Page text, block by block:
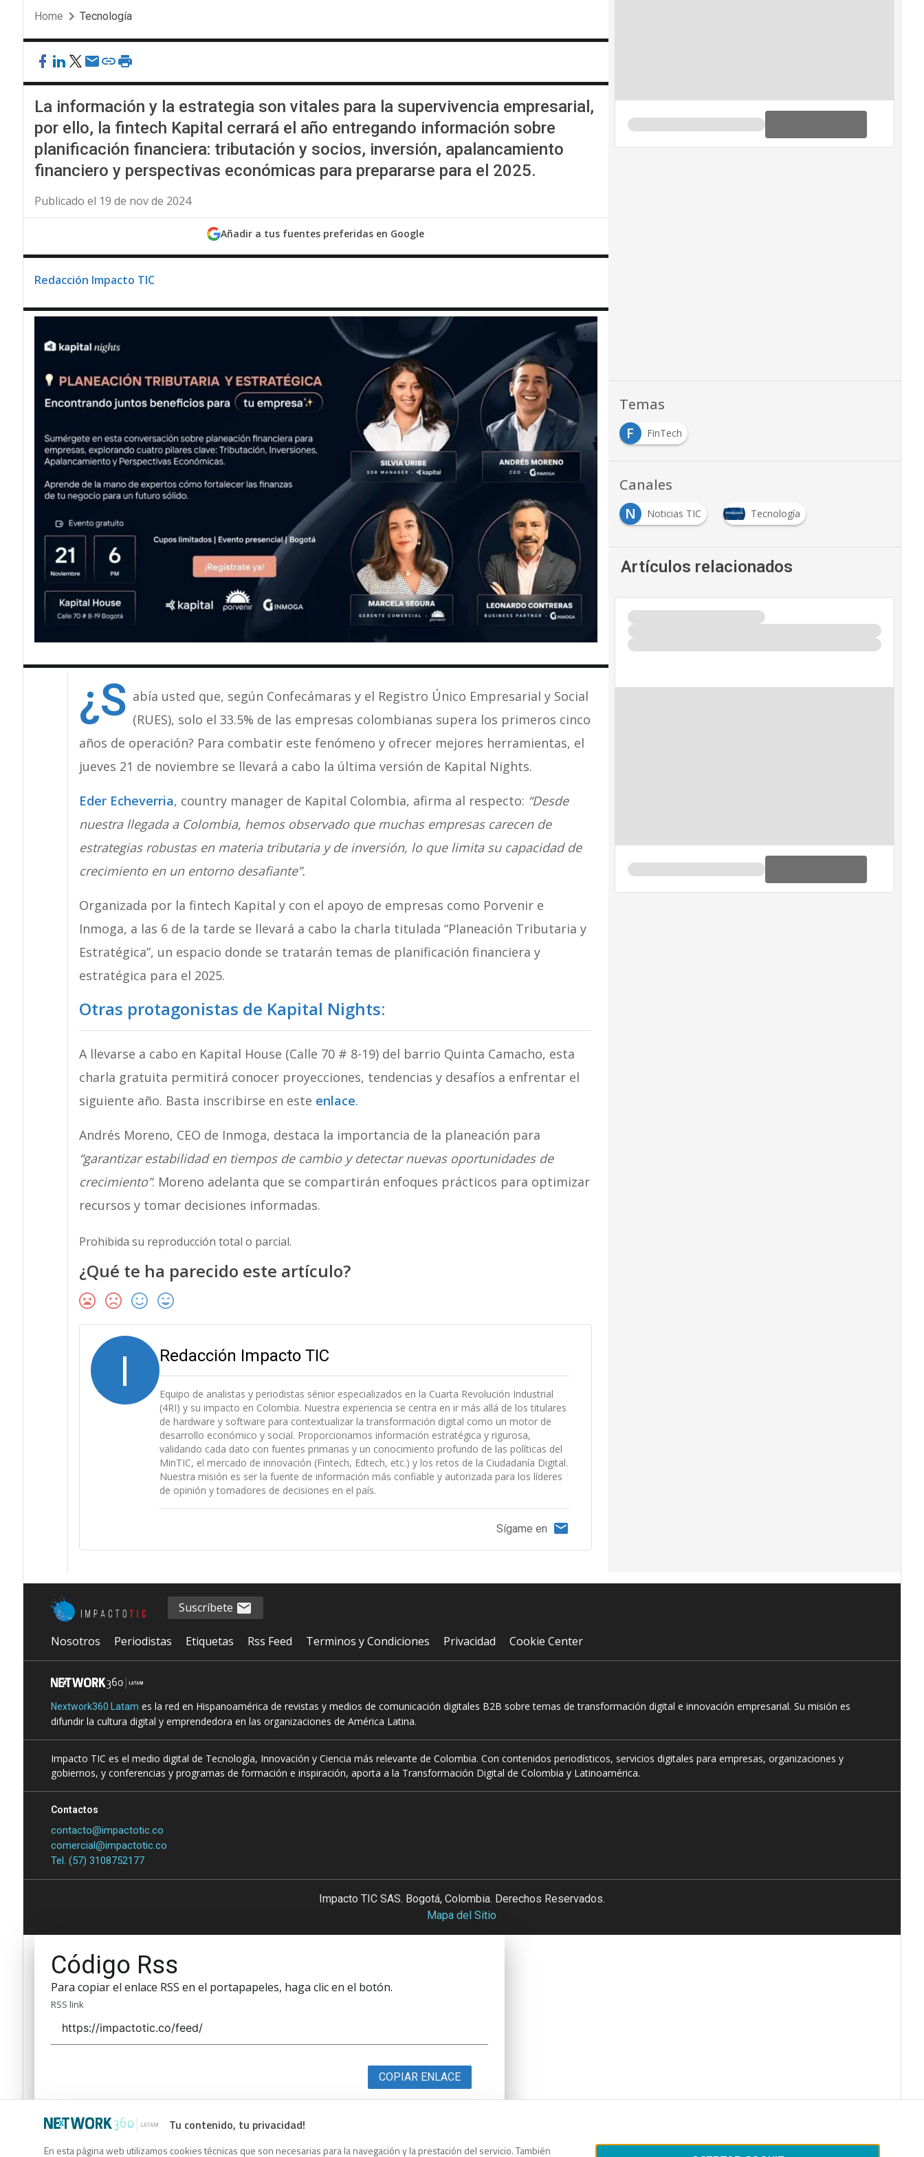
Home Tecnología
La información y la estrategia son vitales para la supervivencia empresarial,
por ello, la fintech Kapital cerrará el año entregando información sobre
planificación financiera: tributación y socios, inversión, apalancamiento
financiero y perspectivas económicas para prepararse para el 2025.
Publicado el 19 de nov de 2024
Añadir a tus fuentes preferidas en Google
Redacción Impacto TIC
¿S abía usted que, según Confecámaras y el Registro Único Empresarial y Social
(RUES), solo el 33.5% de las empresas colombianas supera los primeros cinco
años de operación? Para combatir este fenómeno y ofrecer mejores herramientas, el
jueves 21 de noviembre se llevará a cabo la última versión de Kapital Nights.
Eder Echeverria, country manager de Kapital Colombia, afirma al respecto: “Desde
nuestra llegada a Colombia, hemos observado que muchas empresas carecen de
estrategias robustas en materia tributaria y de inversión, lo que limita su capacidad de
crecimiento en un entorno desafiante”.
Organizada por la fintech Kapital y con el apoyo de empresas como Porvenir e
Inmoga, a las 6 de la tarde se llevará a cabo la charla titulada “Planeación Tributaria y
Estratégica”, un espacio donde se tratarán temas de planificación financiera y
estratégica para el 2025.
Otras protagonistas de Kapital Nights:
A llevarse a cabo en Kapital House (Calle 70 # 8-19) del barrio Quinta Camacho, esta
charla gratuita permitirá conocer proyecciones, tendencias y desafíos a enfrentar el
siguiente año. Basta inscribirse en este enlace.
Andrés Moreno, CEO de Inmoga, destaca la importancia de la planeación para
“garantizar estabilidad en tiempos de cambio y detectar nuevas oportunidades de
crecimiento”. Moreno adelanta que se compartirán enfoques prácticos para optimizar
recursos y tomar decisiones informadas.
Prohibida su reproducción total o parcial.
¿Qué te ha parecido este artículo?
I Redacción Impacto TIC
Equipo de analistas y periodistas sénior especializados en la Cuarta Revolución Industrial
(4RI) y su impacto en Colombia. Nuestra experiencia se centra en ir más allá de los titulares
de hardware y software para contextualizar la transformación digital como un motor de
desarrollo económico y social. Proporcionamos información estratégica y rigurosa,
validando cada dato con fuentes primarias y un conocimiento profundo de las políticas del
MinTIC, el mercado de innovación (Fintech, Edtech, etc.) y los retos de la Ciudadanía Digital.
Nuestra misión es ser la fuente de información más confiable y autorizada para los líderes
de opinión y tomadores de decisiones en el país.
Sígame en
Temas
F
FinTech
Canales
N
Noticias TIC Tecnología
Artículos relacionados
Tu contenido, tu privacidad!
En esta página web utilizamos cookies técnicas que son necesarias para la navegación y la prestación del servicio. También
Suscríbete
Nosotros Periodistas Etiquetas Rss Feed Terminos y Condiciones Privacidad Cookie Center
Nextwork360 Latam es la red en Hispanoamérica de revistas y medios de comunicación digitales B2B sobre temas de transformación digital e innovación empresarial. Su misión es
difundir la cultura digital y emprendedora en las organizaciones de América Latina.
Impacto TIC es el medio digital de Tecnología, Innovación y Ciencia más relevante de Colombia. Con contenidos periodísticos, servicios digitales para empresas, organizaciones y
gobiernos, y conferencias y programas de formación e inspiración, aporta a la Transformación Digital de Colombia y Latinoamérica.
Contactos
contacto@impactotic.co
comercial@impactotic.co
Tel. (57) 3108752177
Impacto TIC SAS. Bogotá, Colombia. Derechos Reservados.
Mapa del Sitio
Código Rss
Para copiar el enlace RSS en el portapapeles, haga clic en el botón.
RSS link
COPIAR ENLACE
Código Rss